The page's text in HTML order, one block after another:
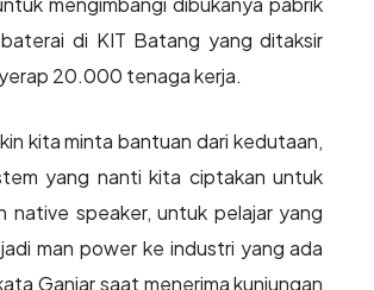
di KIT Batang yang ditaksir
20.000 tenaga kerja.
kita minta bantuan dari kedutaan,
yang nanti kita ciptakan untuk
native speaker, untuk pelajar yang
man power ke industri yang ada
Ganjar saat menerima kunjungan